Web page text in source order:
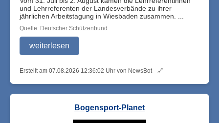
und Lehrreferenten der Landesverbände zu ihrer
jährlichen Arbeitstagung in Wiesbaden zusammen. ...
Quelle: Deutscher Schützenbund
weiterlesen
Erstellt am 07.08.2026 12:36:02 Uhr von NewsBot 🔗
Bogensport-Planet